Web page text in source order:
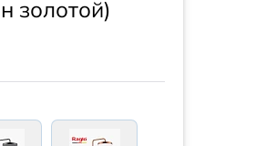
золотой)